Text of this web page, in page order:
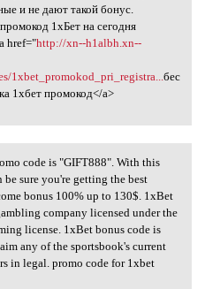
и не дают такой бонус.
1хБет на сегодня
href="http://xn--h1albh.xn--
1xbet_promokod_pri_registra... бес
1хбет промокод</a>
code is
code is "GIFT888". With this
be sure you're getting the best
bonus 100% up to 130$. 1xBet
company licensed under the
license. 1xBet bonus code is
any of the sportsbook's current
in legal. promo code for 1xbet